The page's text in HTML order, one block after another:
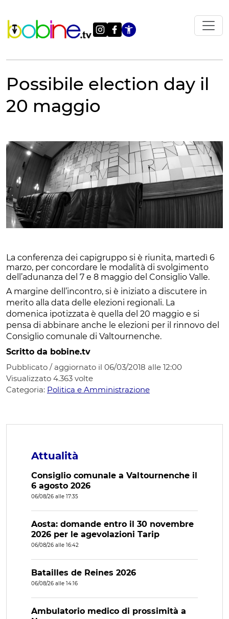
contenuto
Apri le
Possibile election day il
20 maggio
La conferenza dei capigruppo si è riunita, martedì 6
marzo, per concordare le modalità di svolgimento
dell’adunanza del 7 e 8 maggio del Consiglio Valle.
A margine dell’incontro, si è iniziato a discutere in
merito alla data delle elezioni regionali. La
domenica ipotizzata è quella del 20 maggio e si
pensa di abbinare anche le elezioni per il rinnovo del
Consiglio comunale di Valtournenche.
Scritto da bobine.tv
Pubblicato / aggiornato il 06/03/2018 alle 12:00
Visualizzato 4.363 volte
Categoria: Politica e Amministrazione
Attualità
Consiglio comunale a Valtournenche il
6 agosto 2026
06/08/26 alle 17:35
Aosta: domande entro il 30 novembre
2026 per le agevolazioni Tarip
06/08/26 alle 16:42
Batailles de Reines 2026
06/08/26 alle 14:16
Ambulatorio medico di prossimità a